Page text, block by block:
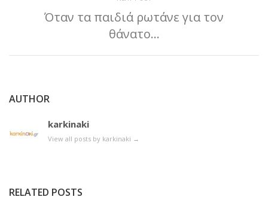
Όταν τα παιδιά ρωτάνε για τον
θάνατο…
AUTHOR
karkinaki
View all posts by karkinaki →
RELATED POSTS